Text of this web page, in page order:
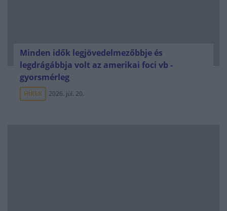
Minden idők legjövedelmezőbbje és
legdrágábbja volt az amerikai foci vb -
gyorsmérleg
HÍREK 2026. júl. 20.